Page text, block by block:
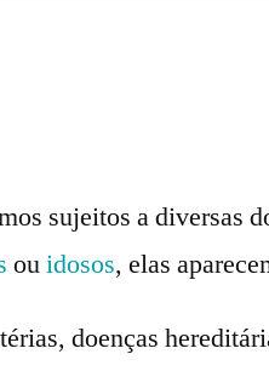
sujeitos a diversas
ouidosos, elas
doenças